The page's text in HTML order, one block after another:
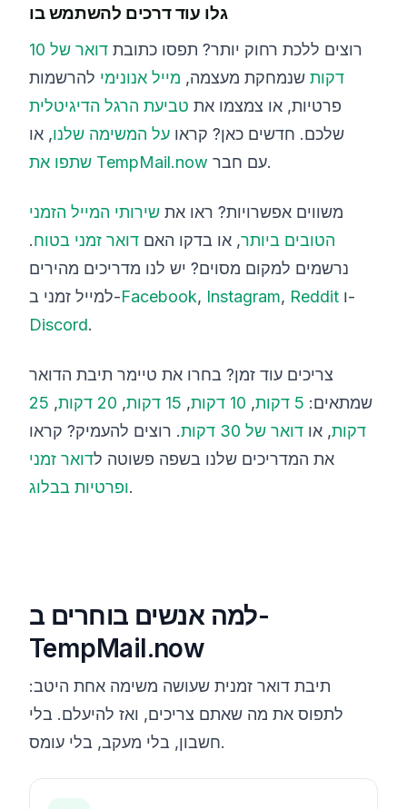
גלו עוד דרכים להשתמש בו
רוצים ללכת רחוק יותר? תפסו כתובת
דואר של 10
דקות שנמחקת מעצמה, מייל אנונימי להרשמות
פרטיות, או צמצמו את טביעת הרגל הדיגיטלית
שלכם. חדשים כאן? קראו על המשימה שלנו, או
שתפו את TempMail.now
עם חבר.
משווים אפשרויות? ראו את שירותי המייל הזמני
הטובים ביותר, או בדקו האם דואר זמני בטוח.
נרשמים למקום מסוים? יש לנו מדריכים מהירים
למייל זמני ב-Facebook Instagram Reddit ו-
Discord.
צריכים עוד זמן? בחרו את טיימר תיבת הדואר
שמתאים: 5 דקות ,‏ 10 דקות ,‏ 15 דקות ,‏ 20 דקות ,‏
25
דקות, או דואר של 30 דקות
. רוצים להעמיק? קראו
את המדריכים שלנו בשפה פשוטה לדואר זמני
ופרטיות בבלוג.
למה אנשים בוחרים ב-
TempMail.now
תיבת דואר זמנית שעושה משימה אחת היטב:
לתפוס את מה שאתם צריכים, ואז להיעלם. בלי
חשבון, בלי מעקב, בלי עומס.